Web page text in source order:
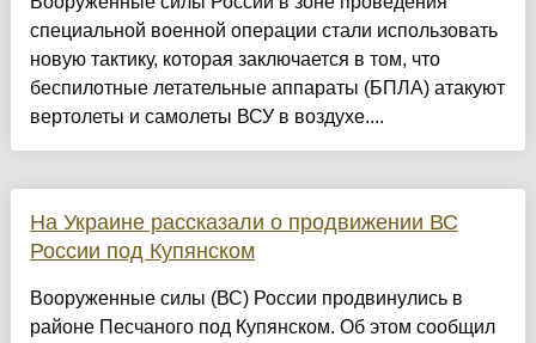
специальной военной операции стали использовать
новую тактику, которая заключается в том, что
беспилотные летательные аппараты (БПЛА) атакуют
вертолеты и самолеты ВСУ в воздухе....
На Украине рассказали о продвижении ВС
России под Купянском
Вооруженные силы (ВС) России продвинулись в
районе Песчаного под Купянском. Об этом сообщил